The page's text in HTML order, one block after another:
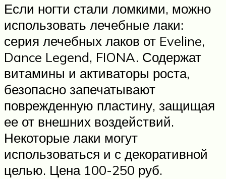
Если ногти стали ломкими, можно
использовать лечебные лаки:
серия лечебных лаков от Eveline,
Dance Legend, FIONA. Содержат
витамины и активаторы роста,
безопасно запечатывают
поврежденную пластину, защищая
ее от внешних воздействий.
Некоторые лаки могут
использоваться и с декоративной
целью. Цена 100-250 руб.